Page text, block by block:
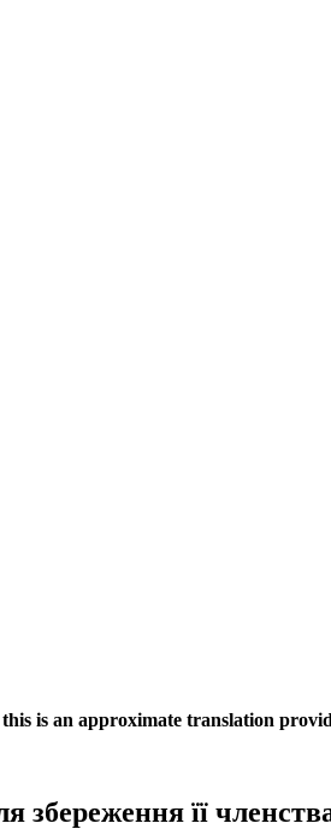
this is an approximate translation
збереження її